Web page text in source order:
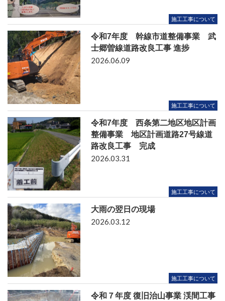
施工工事について
令和7年度 幹線市道整備事業 武
士郷曽線道路改良工事 進捗
施工工事について
2026.06.09
令和7年度 西条第二地区地区計画
整備事業 地区計画道路27号線道
路改良工事 完成
施工工事について
2026.03.31
大雨の翌日の現場
施工工事について
2026.03.12
令和７年度 復旧治山事業 渓間工事